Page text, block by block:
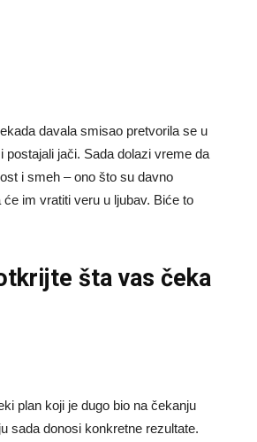
davala smisao pretvorila se u
postajali jači. Sada dolazi vreme da
i smeh – ono što su davno
im vratiti veru u ljubav. Biće to
šta vas čeka
plan koji je dugo bio na čekanju
sada donosi konkretne rezultate.